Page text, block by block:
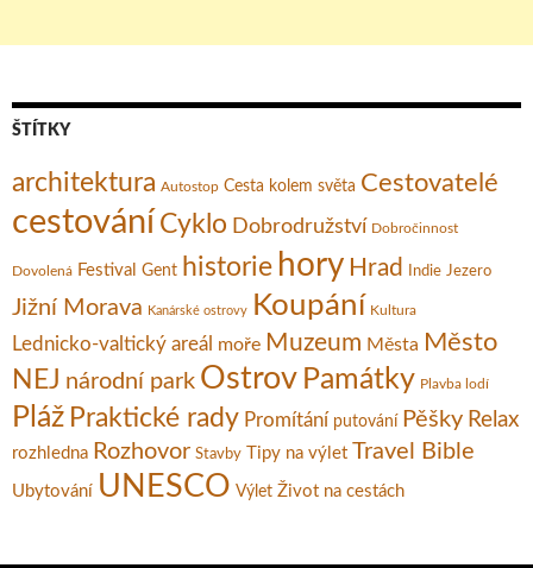
ŠTÍTKY
architektura Autostop Cesta kolem světa Cestovatelé
cestování Cyklo Dobrodružství Dobročinnost
Dovolená Festival Gent historie hory Hrad Indie Jezero
Jižní Morava Kanárské ostrovy Koupání Kultura
Lednicko-valtický areál moře Muzeum Města Město
NEJ národní park Ostrov Památky Plavba lodí
Pláž Praktické rady Promítání putování Pěšky Relax
rozhledna Rozhovor Stavby Tipy na výlet Travel Bible
Ubytování UNESCO Výlet Život na cestách